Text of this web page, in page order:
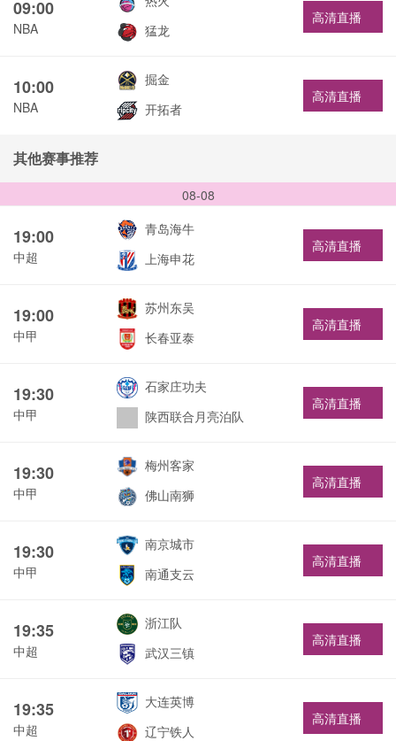
09:00
NBA
猛龙
高清直播
10:00
NBA
掘金
开拓者
高清直播
其他赛事推荐
08-08
19:00
中超
青岛海牛
上海申花
高清直播
19:00
中甲
苏州东吴
长春亚泰
高清直播
19:30
中甲
石家庄功夫
陕西联合月亮泊队
高清直播
19:30
中甲
梅州客家
佛山南狮
高清直播
19:30
中甲
南京城市
南通支云
高清直播
19:35
中超
浙江队
武汉三镇
高清直播
19:35
中超
大连英博
辽宁铁人
高清直播